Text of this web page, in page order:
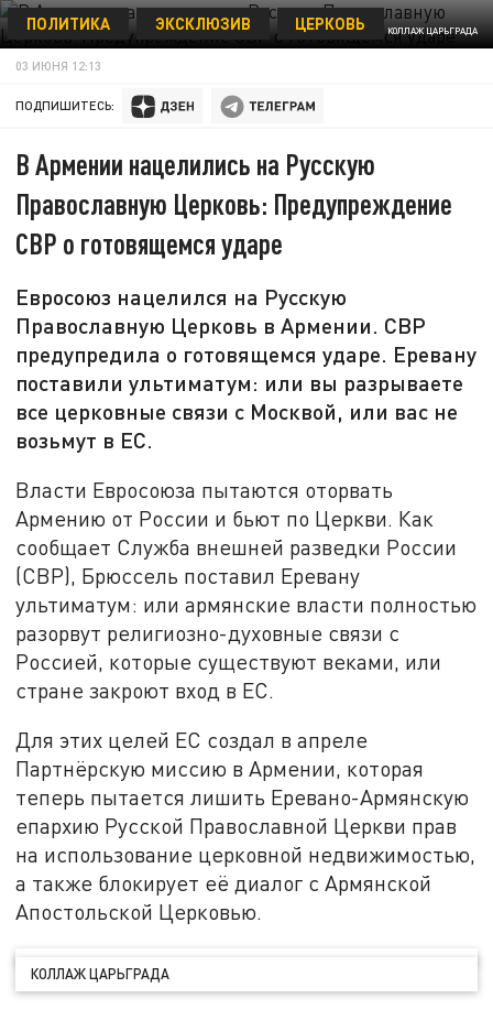
КОЛЛАЖ ЦАРЬГРАДА
ПОЛИТИКА ЭКСКЛЮЗИВ ЦЕРКОВЬ
03 ИЮНЯ 12:13
ПОДПИШИТЕСЬ:
В Армении нацелились на Русскую
Православную Церковь: Предупреждение
СВР о готовящемся ударе
Евросоюз нацелился на Русскую
Православную Церковь в Армении. СВР
предупредила о готовящемся ударе. Еревану
поставили ультиматум: или вы разрываете
все церковные связи с Москвой, или вас не
возьмут в ЕС.
Власти Евросоюза пытаются оторвать
Армению от России и бьют по Церкви. Как
сообщает Служба внешней разведки России
(СВР), Брюссель поставил Еревану
ультиматум: или армянские власти полностью
разорвут религиозно-духовные связи с
Россией, которые существуют веками, или
стране закроют вход в ЕС.
Для этих целей ЕС создал в апреле
Партнёрскую миссию в Армении, которая
теперь пытается лишить Еревано-Армянскую
епархию Русской Православной Церкви прав
на использование церковной недвижимостью,
а также блокирует её диалог с Армянской
Апостольской Церковью.
КОЛЛАЖ ЦАРЬГРАДА